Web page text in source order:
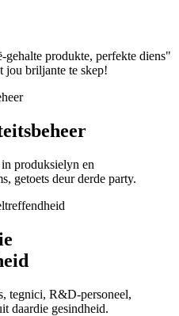
produkte, perfekte diens"
jou briljante te skep!
in produksielyn en
getoets deur derde party.
tegnici, R&D-personeel,
daardie gesindheid.